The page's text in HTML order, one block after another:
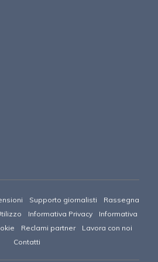
Supporto giornalisti
Rassegna
Informativa Privacy
Informativa
Reclami partner
Lavora con noi
Contatti